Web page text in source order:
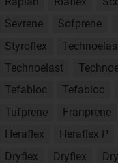
Sevrene
Sofprene
Styroflex
Technoelast
Tefabloc
Tefabloc
Tufprene
Franprene
Heraflex
Heraflex P
Dryflex
Dryflex